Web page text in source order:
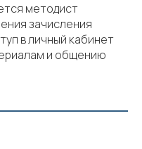
методист
зачисления
в личный кабинет
и общению